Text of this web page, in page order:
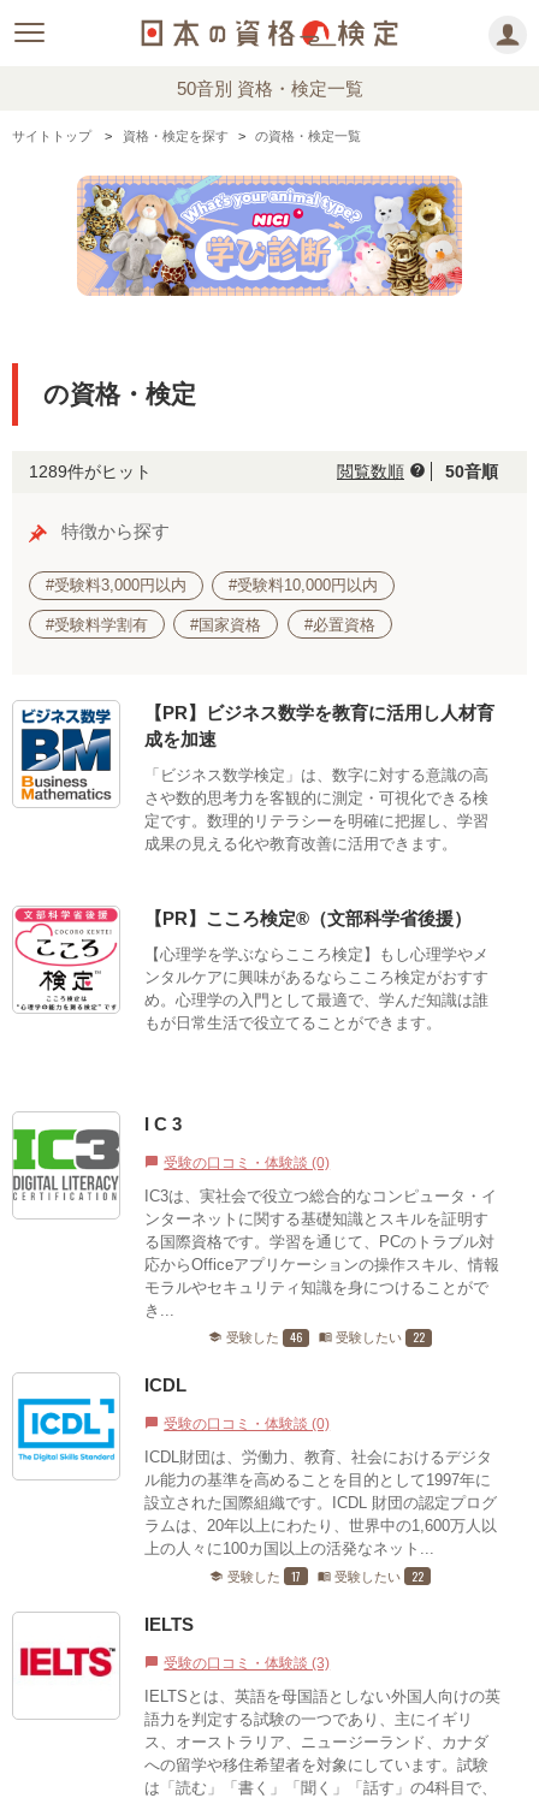
50音別 資格・検定一覧
サイトトップ 資格・検定を探す の資格・検定一覧
の資格・検定
1289件がヒット 閲覧数順 help 50音順
特徴から探す
#受験料3,000円以内 #受験料10,000円以内
#受験料学割有 #国家資格 #必置資格
【PR】ビジネス数学を教育に活用し人材育
成を加速
「ビジネス数学検定」は、数字に対する意識の高
さや数的思考力を客観的に測定・可視化できる検
定です。数理的リテラシーを明確に把握し、学習
成果の見える化や教育改善に活用できます。
【PR】こころ検定®（文部科学省後援）
【心理学を学ぶならこころ検定】もし心理学やメ
ンタルケアに興味があるならこころ検定がおすす
め。心理学の入門として最適で、学んだ知識は誰
もが日常生活で役立てることができます。
I C 3
chat_bubble 受験の口コミ・体験談 (0)
IC3は、実社会で役立つ総合的なコンピュータ・イ
ンターネットに関する基礎知識とスキルを証明す
る国際資格です。学習を通じて、PCのトラブル対
応からOfficeアプリケーションの操作スキル、情報
モラルやセキュリティ知識を身につけることがで
き...
school 受験した 46 menu_book 受験したい 22
ICDL
chat_bubble 受験の口コミ・体験談 (0)
ICDL財団は、労働力、教育、社会におけるデジタ
ル能力の基準を高めることを目的として1997年に
設立された国際組織です。ICDL 財団の認定プログ
ラムは、20年以上にわたり、世界中の1,600万人以
上の人々に100カ国以上の活発なネット...
school 受験した 17 menu_book 受験したい 22
IELTS
chat_bubble 受験の口コミ・体験談 (3)
IELTSとは、英語を母国語としない外国人向けの英
語力を判定する試験の一つであり、主にイギリ
ス、オーストラリア、ニュージーランド、カナダ
への留学や移住希望者を対象にしています。試験
は「読む」「書く」「聞く」「話す」の4科目で、